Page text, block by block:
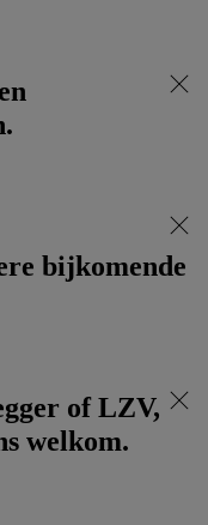
bijkomende
of LZV,
welkom.